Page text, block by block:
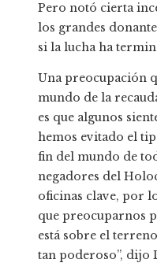
Pero notó cierta
los grandes
si la lucha ha
Una preocupación
mundo de la
es que algunos
hemos evitado el
fin del mundo de
negadores del
oficinas clave, por
que preocuparnos
está sobre el
tan poderoso”, dijo